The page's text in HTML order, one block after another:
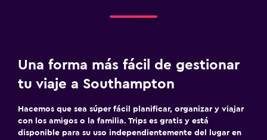
Una forma más fácil de gestionar
tu viaje a Southampton
Hacemos que sea súper fácil planificar, organizar y viajar
con los amigos o la familia. Trips es gratis y está
disponible para su uso independientemente del lugar en